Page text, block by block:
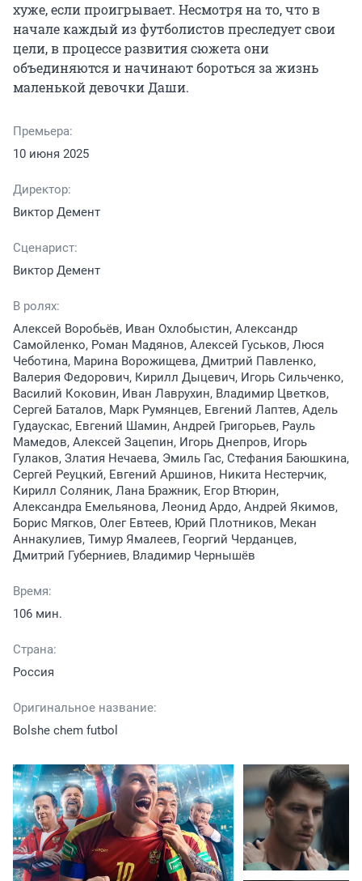
хуже, если проигрывает. Несмотря на то, что в
начале каждый из футболистов преследует свои
цели, в процессе развития сюжета они
объединяются и начинают бороться за жизнь
маленькой девочки Даши.
Премьера:
10 июня 2025
Директор:
Виктор Демент
Сценарист:
Виктор Демент
В ролях:
Алексей Воробьёв, Иван Охлобыстин, Александр
Самойленко, Роман Мадянов, Алексей Гуськов, Люся
Чеботина, Марина Ворожищева, Дмитрий Павленко,
Валерия Федорович, Кирилл Дыцевич, Игорь Сильченко,
Василий Коковин, Иван Лаврухин, Владимир Цветков,
Сергей Баталов, Марк Румянцев, Евгений Лаптев, Адель
Гудаускас, Евгений Шамин, Андрей Григорьев, Рауль
Мамедов, Алексей Зацепин, Игорь Днепров, Игорь
Гулаков, Златия Нечаева, Эмиль Гас, Стефания Баюшкина,
Сергей Реуцкий, Евгений Аршинов, Никита Нестерчик,
Кирилл Соляник, Лана Бражник, Егор Втюрин,
Александра Емельянова, Леонид Ардо, Андрей Якимов,
Борис Мягков, Олег Евтеев, Юрий Плотников, Мекан
Аннакулиев, Тимур Ямалеев, Георгий Черданцев,
Дмитрий Губерниев, Владимир Чернышёв
Время:
106 мин.
Страна:
Россия
Оригинальное название:
Bolshe chem futbol